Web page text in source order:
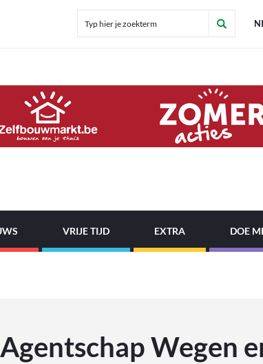
VRIJE TIJD EXTRA DOE
Agentschap Wegen